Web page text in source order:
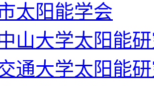
太阳能学会
山大学太阳能
通大学太阳能